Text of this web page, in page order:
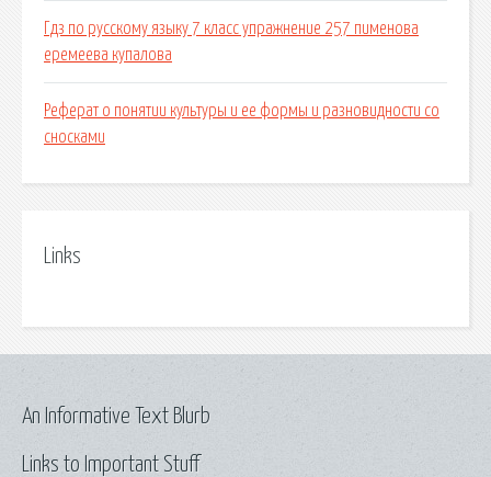
Гдз по русскому языку 7 класс упражнение 257 пименова
еремеева купалова
Реферат о понятии культуры и ее формы и разновидности со
сносками
Links
Links to Important Stuff
An Informative Text Blurb